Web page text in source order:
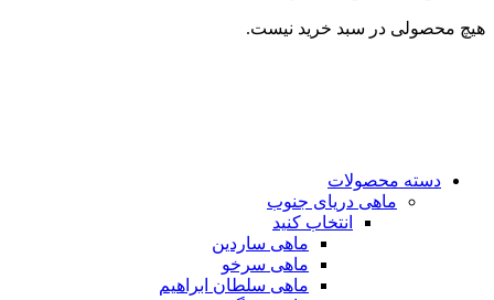
هیچ محصولی در سبد خرید نیست.
دسته محصولات
ماهی دریای جنوب
انتخاب کنید
ماهی ساردین
ماهی سرخو
ماهی سلطان ابراهیم